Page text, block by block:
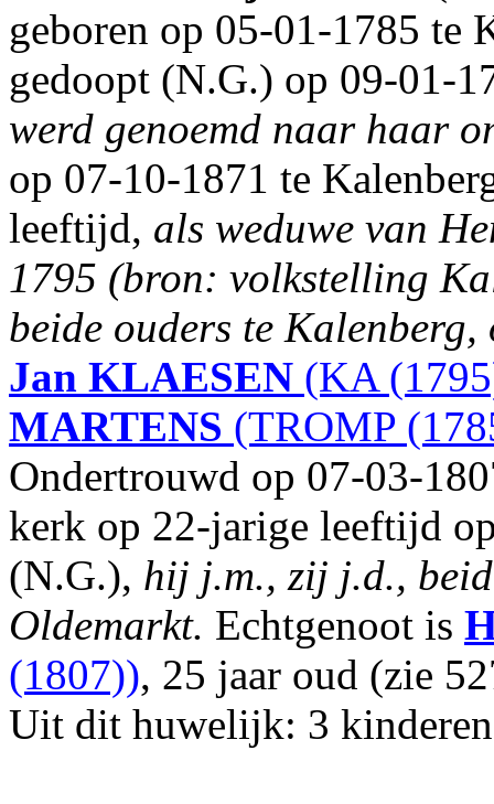
geboren op 05-01-1785 te
gedoopt (N.G.) op 09-01-
werd genoemd naar haar
op 07-10-1871 te
leeftijd, als weduwe van
1795 (bron: volkstelling
beide ouders te
Jan KLAESEN (KA
MARTENS (TROMP
Ondertrouwd op 07-03-
kerk op 22-jarige leeftijd
(N.G.), hij j.m., zij j.d.,
Oldemarkt. Echtgenoot is
(1807)), 25 jaar oud (zie
Uit dit huwelijk: 3